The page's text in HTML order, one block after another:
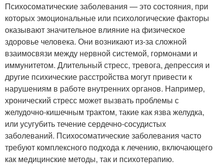
Психосоматические заболевания — это состояния, при
которых эмоциональные или психологические факторы
оказывают значительное влияние на физическое
здоровье человека. Они возникают из-за сложной
взаимосвязи между нервной системой, гормонами и
иммунитетом. Длительный стресс, тревога, депрессия и
другие психические расстройства могут привести к
нарушениям в работе внутренних органов. Например,
хронический стресс может вызвать проблемы с
желудочно-кишечным трактом, такие как язва желудка,
или усугубить течение сердечно-сосудистых
заболеваний. Психосоматические заболевания часто
требуют комплексного подхода к лечению, включающего
как медицинские методы, так и психотерапию.